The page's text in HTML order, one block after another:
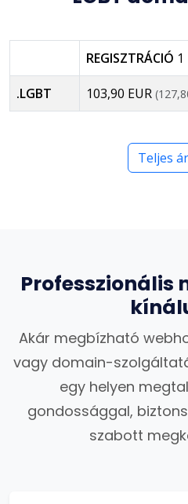
REGISZTRÁCIÓ 1
.LGBT 103,90 EUR
Teljes
Professzionális
Akár megbízható
vagy domain-
egy helyen
gondossággal,
szabott